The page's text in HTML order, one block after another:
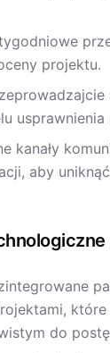
projektu.
usprawnienia
kanały
aby
do